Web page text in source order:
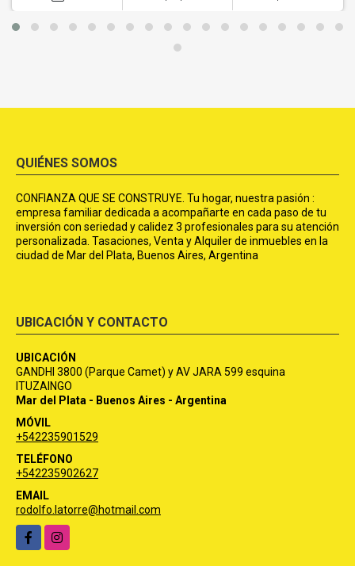
QUIÉNES SOMOS
CONFIANZA QUE SE CONSTRUYE. Tu hogar, nuestra pasión :
empresa familiar dedicada a acompañarte en cada paso de tu
inversión con seriedad y calidez 3 profesionales para su atención
personalizada. Tasaciones, Venta y Alquiler de inmuebles en la
ciudad de Mar del Plata, Buenos Aires, Argentina
UBICACIÓN Y CONTACTO
UBICACIÓN
GANDHI 3800 (Parque Camet) y AV JARA 599 esquina
ITUZAINGO
Mar del Plata - Buenos Aires - Argentina
MÓVIL
+542235901529
TELÉFONO
+542235902627
EMAIL
rodolfo.latorre@hotmail.com
FacebookInstagram